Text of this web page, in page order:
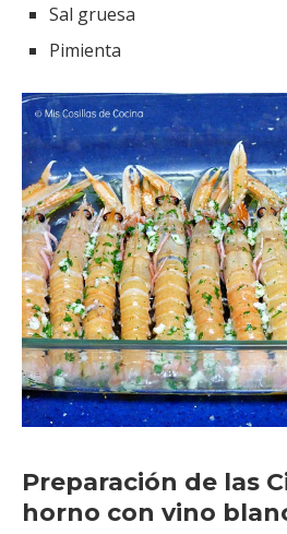
Sal gruesa
Pimienta
Preparación de las
horno con vino